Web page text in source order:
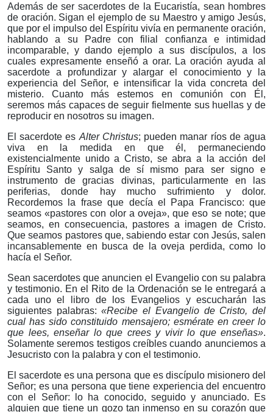
Además de ser sacerdotes de la Eucaristía, sean hombres
de oración. Sigan el ejemplo de su Maestro y amigo Jesús,
que por el impulso del Espíritu vivía en permanente oración,
hablando a su Padre con filial confianza e intimidad
incomparable, ydando ejemplo a sus discípulos, a los
cuales expresamente enseñó a orar. La oración ayuda al
sacerdote a profundizar y alargar el conocimiento y la
experiencia del Señor, e intensificar la vida concreta del
misterio. Cuanto más estemos en comunión con Él,
seremos más capaces de seguir fielmente sus huellas y de
reproducir en nosotros su imagen.
El sacerdote es Alter Christus; pueden manar ríos de agua
viva en la medida en que él, permaneciendo
existencialmente unido a Cristo, se abra a la acción del
Espíritu Santo y salga de sí mismo para ser signo e
instrumento de gracias divinas, particularmente en las
periferias, donde hay mucho sufrimiento y dolor.
Recordemos la frase que decía el Papa Francisco: que
seamos «pastores con olor a oveja», que eso se note; que
seamos, en consecuencia, pastores a imagen de Cristo.
Que seamos pastores que, sabiendo estar con Jesús, salen
incansablemente en busca de la oveja perdida, como lo
hacía el Señor.
Sean sacerdotes que anuncien el Evangelio con su palabra
y testimonio. En el Rito de la Ordenación se le entregará a
cada uno el libro de los Evangelios y escucharán las
siguientes palabras:«Recibe el Evangelio de Cristo, del
cual has sido constituido mensajero; esmérate en creer lo
que lees, enseñar lo que crees y vivir lo que enseñas».
Solamente seremos testigos creíbles cuando anunciemos a
Jesucristo con la palabra y con el testimonio.
El sacerdote es una persona que es discípulo misionero del
Señor; es una persona que tiene experiencia del encuentro
con el Señor: lo ha conocido, seguido y anunciado. Es
alguien que tiene un gozo tan inmenso en su corazón que